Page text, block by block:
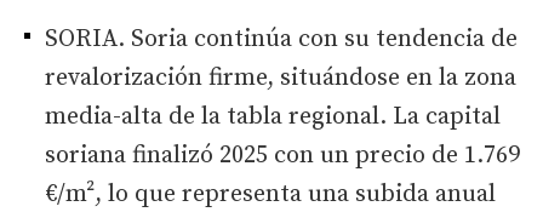
SORIA. Soria continúa con su tendencia de
revalorización firme, situándose en la zona
media-alta de la tabla regional. La capital
soriana finalizó 2025 con un precio de 1.769
€/m², lo que representa una subida anual